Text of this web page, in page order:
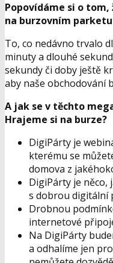
Popovídáme si o tom,
na burzovním
To, co nedávno trvalo
minuty a dlouhé
sekundy či doby ještě
aby naše obchodování
A jak se v těchto
Hrajeme si na burze?
DigiPárty je
kterému se
domova z
DigiPárty je
s dobrou digitální
Drobnou
internetové
Na DigiPárty
a odhalíme jen